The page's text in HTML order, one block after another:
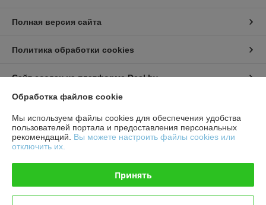
Полная версия сайта
Политика обработки cookies
Сайт создан на платформе Deal.by
Информация для покупателя
Юридическое лицо:ООО "Агро НКА"
г.Минск, ул.Стебенева, 2а
Регистрационный номер ЕГР: 191502546
Регистрационный орган: Минский горисполком
Обработка файлов cookie
Мы используем файлы cookies для обеспечения удобства
пользователей портала и предоставления персональных
рекомендаций. Вы можете настроить файлы cookies или
отключить их.
Принять